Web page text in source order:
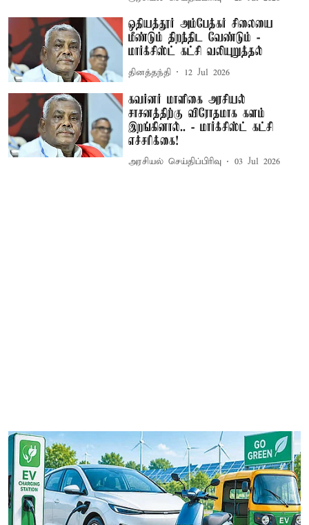
ஒதியத்தூர் அம்பேத்கர் சிலையை
மீண்டும் திறந்திட வேண்டும் -
மார்க்சிஸ்ட் கட்சி வலியுறுத்தல்
தினத்தந்தி 12 Jul 2026
கவர்னர் மாளிகை அரசியல்
சாசனத்திற்கு விரோதமாக களம்
இறங்கினால்.. - மார்க்சிஸ்ட் கட்சி
எச்சரிக்கை!
அரசியல் செய்திப்பிரிவு 03 Jul 2026